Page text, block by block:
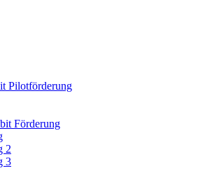
Pilotförderung
Förderung
2
3